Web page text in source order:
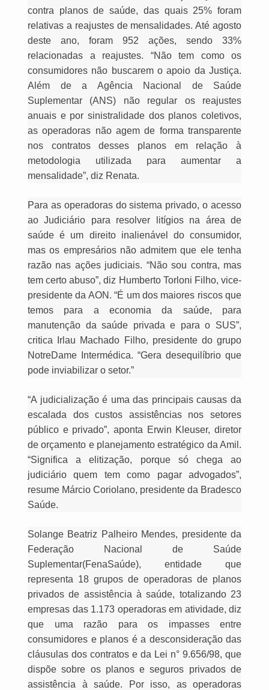
contra planos de saúde, das quais 25% foram
relativas a reajustes de mensalidades. Até agosto
deste ano, foram 952 ações, sendo 33%
relacionadas a reajustes. “Não tem como os
consumidores não buscarem o apoio da Justiça.
Além de a Agência Nacional de Saúde
Suplementar (ANS) não regular os reajustes
anuais e por sinistralidade dos planos coletivos,
as operadoras não agem de forma transparente
nos contratos desses planos em relação à
metodologia utilizada para aumentar a
mensalidade”, diz Renata.
Para as operadoras do sistema privado, o acesso
ao Judiciário para resolver litígios na área de
saúde é um direito inalienável do consumidor,
mas os empresários não admitem que ele tenha
razão nas ações judiciais. “Não sou contra, mas
tem certo abuso”, diz Humberto Torloni Filho, vice-
presidente da AON. “É um dos maiores riscos que
temos para a economia da saúde, para
manutenção da saúde privada e para o SUS”,
critica Irlau Machado Filho, presidente do grupo
NotreDame Intermédica. “Gera desequilíbrio que
pode inviabilizar o setor.”
“A judicialização é uma das principais causas da
escalada dos custos assistências nos setores
público e privado”, aponta Erwin Kleuser, diretor
de orçamento e planejamento estratégico da Amil.
“Significa a elitização, porque só chega ao
judiciário quem tem como pagar advogados”,
resume Márcio Coriolano, presidente da Bradesco
Saúde.
Solange Beatriz Palheiro Mendes, presidente da
Federação Nacional de Saúde
Suplementar(FenaSaúde), entidade que
representa 18 grupos de operadoras de planos
privados de assistência à saúde, totalizando 23
empresas das 1.173 operadoras em atividade, diz
que uma razão para os impasses entre
consumidores e planos é a desconsideração das
cláusulas dos contratos e da Lei n° 9.656/98, que
dispõe sobre os planos e seguros privados de
assistência à saúde. Por isso, as operadoras